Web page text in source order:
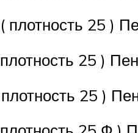
25 )
25 )
25 )